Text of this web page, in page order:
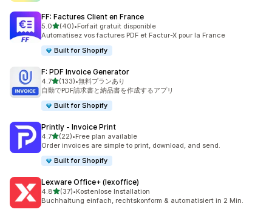
FF: Factures Client en France
5.05つ星中
(40)
合計レビュー数：40件
•Forfait gratuit disponible
Automatisez vos factures PDF et Factur-X pour la France
Built for Shopify
F: PDF Invoice Generator
4.75つ星中
(133)
合計レビュー数：133件
•無料プランあり
自動でPDF請求書と納品書を作成するアプリ
Built for Shopify
Printly ‑ Invoice Print
4.75つ星中
(22)
合計レビュー数：22件
•Free plan available
Order invoices are simple to print, download, and send.
Built for Shopify
Lexware Office+ (lexoffice)
4.85つ星中
(37)
合計レビュー数：37件
•Kostenlose Installation
Buchhaltung einfach, rechtskonform & automatisiert in 2 Min.